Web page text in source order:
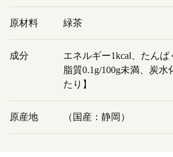
原材料 緑茶
成分
エネルギー1kcal、たんぱ
脂質0.1g/100g未満、炭
たり】
原産地 （国産：静岡）